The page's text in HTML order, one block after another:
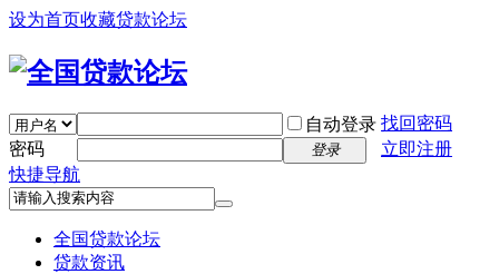
设为首页收藏贷款论坛
自动登录 找回密码
密码
登录
立即注册
快捷导航
全国贷款论坛
贷款资讯